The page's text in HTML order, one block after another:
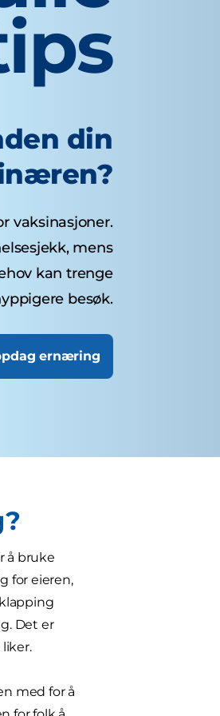
din
vaksinasjoner.
mens
kan trenge
besøk.
ernæring
å bruke
for eieren,
Det er
med for å